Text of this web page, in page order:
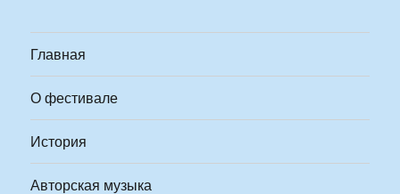
Главная
О фестивале
История
Авторская музыка